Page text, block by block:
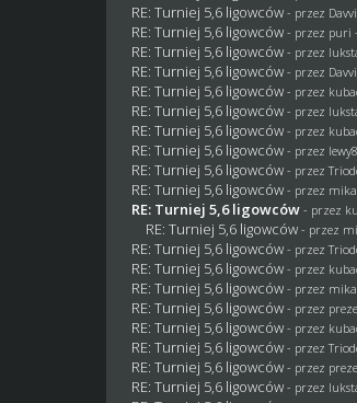
RE: Turniej 5,6 ligowców - przez
RE: Turniej 5,6 ligowców - przez puri
RE: Turniej 5,6 ligowców - przez
RE: Turniej 5,6 ligowców - przez
RE: Turniej 5,6 ligowców - przez
RE: Turniej 5,6 ligowców - przez
RE: Turniej 5,6 ligowców - przez
RE: Turniej 5,6 ligowców - przez
RE: Turniej 5,6 ligowców - przez
RE: Turniej 5,6 ligowców - przez
RE: Turniej 5,6 ligowców - przez
RE: Turniej 5,6 ligowców - przez
RE: Turniej 5,6 ligowców - przez
RE: Turniej 5,6 ligowców - przez
RE: Turniej 5,6 ligowców - przez
RE: Turniej 5,6 ligowców - przez
RE: Turniej 5,6 ligowców - przez
RE: Turniej 5,6 ligowców - przez
RE: Turniej 5,6 ligowców - przez
RE: Turniej 5,6 ligowców - przez